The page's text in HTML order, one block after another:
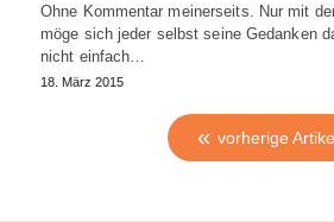
Ohne Kommentar meinerseits. Nur mit
möge sich jeder selbst seine Gedanken
nicht einfach…
18. März 2015
vorherige